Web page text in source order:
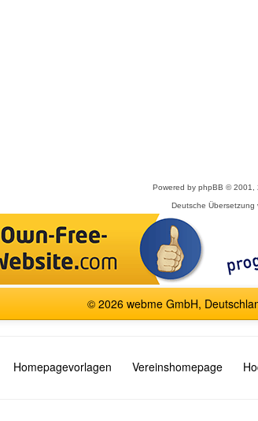
Powered by phpBB © 2001,
Deutsche Übersetzung
© 2026 webme GmbH,
Homepagevorlagen Vereinshomepage